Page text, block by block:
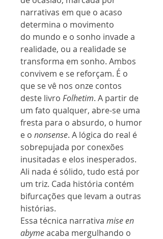
narrativas em que o acaso
determina o movimento
do mundo e o sonho invade a
realidade, ou a realidade se
transforma em sonho. Ambos
convivem e se reforçam. É o
que se vê nos onze contos
deste livro Folhetim. A partir de
um fato qualquer, abre-se uma
fresta para o absurdo, o humor
e o nonsense. A lógica do real é
sobrepujada por conexões
inusitadas e elos inesperados.
Ali nada é sólido, tudo está por
um triz. Cada história contém
bifurcações que levam a outras
histórias.
Essa técnica narrativa mise en
abymeacaba mergulhando o